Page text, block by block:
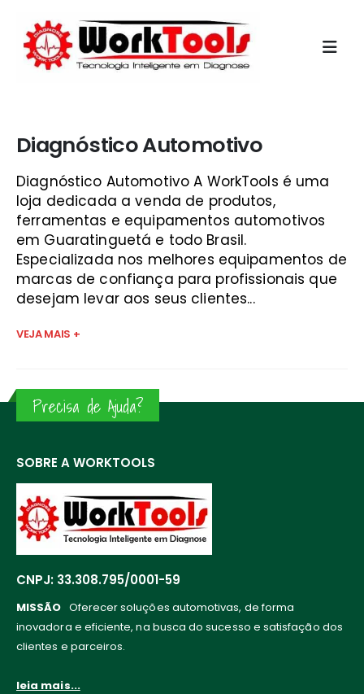
Diagnóstico Automotivo
Diagnóstico Automotivo A WorkTools é uma
loja dedicada a venda de produtos,
ferramentas e equipamentos automotivos
em Guaratinguetá e todo Brasil.
Especializada nos melhores equipamentos de
marcas de confiança para profissionais que
desejam levar aos seus clientes...
VEJA MAIS +
Precisa de Ajuda?
SOBRE A WORKTOOLS
CNPJ: 33.308.795/0001-59
MISSÃO Oferecer soluções automotivas, de forma
inovadora e eficiente, na busca do sucesso e satisfação dos
clientes e parceiros.
leia mais...